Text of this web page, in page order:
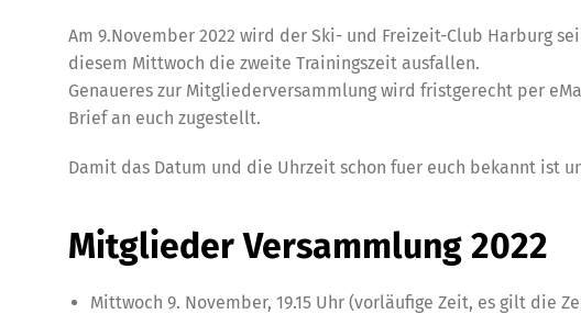
Am 9.November 2022 wird der Ski- und Freizeit-Club Harburg
diesem Mittwoch die zweite Trainingszeit ausfallen.
Genaueres zur Mitgliederversammlung wird fristgerecht per
Brief an euch zugestellt.
Damit das Datum und die Uhrzeit schon fuer euch bekannt ist
Mitglieder Versammlung 2022
Mittwoch 9. November, 19.15 Uhr (vorläufige Zeit, es gilt die